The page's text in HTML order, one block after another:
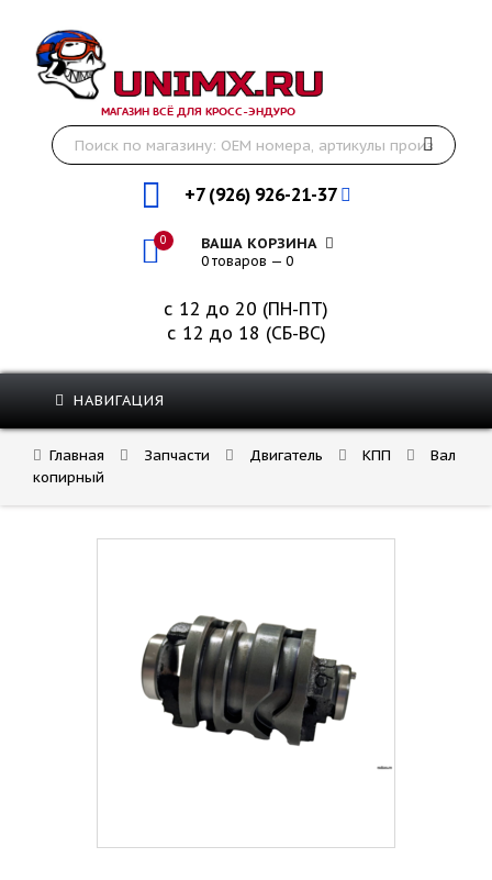
МАГАЗИН ВСЁ ДЛЯ КРОСС-ЭНДУРО
+7 (926) 926-21-37
0 ВАША КОРЗИНА
0 товаров — 0
с 12 до 20 (ПН-ПТ)
с 12 до 18 (СБ-ВС)
НАВИГАЦИЯ
Главная Запчасти Двигатель КПП
Вал
копирный